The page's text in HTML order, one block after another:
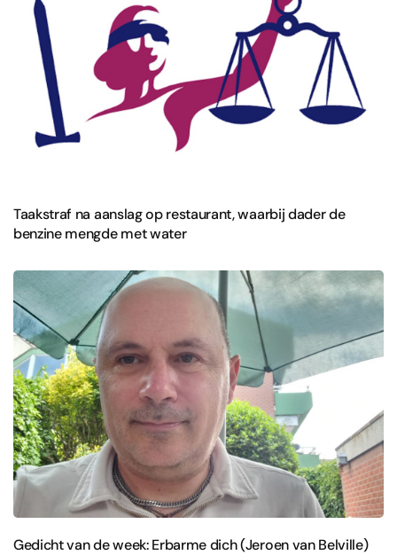
Taakstraf na aanslag op restaurant, waarbij dader de
benzine mengde met water
Gedicht van de week: Erbarme dich (Jeroen van Belville)